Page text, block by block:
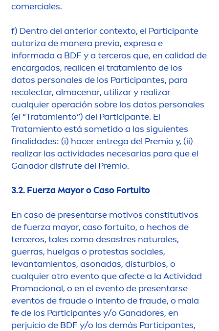
comerciales.
f) Dentro del anterior contexto, el Participante
autoriza de manera previa, expresa e
informada a BDF y a terceros que, en calidad de
encargados, realicen el tratamiento de los
datos personales de los Participantes, para
recolectar, almacenar, utilizar y realizar
cualquier operación sobre los datos personales
(el “Tratamiento”) del Participante. El
Tratamiento está sometido a las siguientes
finalidades: (i) hacer entrega del Premio y, (ii)
realizar las actividades necesarias para que el
Ganador disfrute del Premio.
3.2. Fuerza Mayor o Caso Fortuito
En caso de presentarse motivos constitutivos
de fuerza mayor, caso fortuito, o hechos de
terceros, tales como desastres naturales,
guerras, huelgas o protestas sociales,
levantamientos, asonadas, disturbios, o
cualquier otro evento que afecte a la Actividad
Promocional, o en el evento de presentarse
eventos de fraude o intento de fraude, o mala
fe de los Participantes y/o Ganadores, en
perjuicio de BDF y/o los demás Participantes,